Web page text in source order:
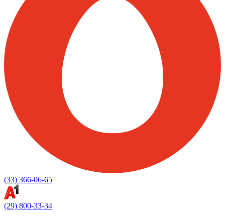
(33) 366-06-65
(29) 800-33-34